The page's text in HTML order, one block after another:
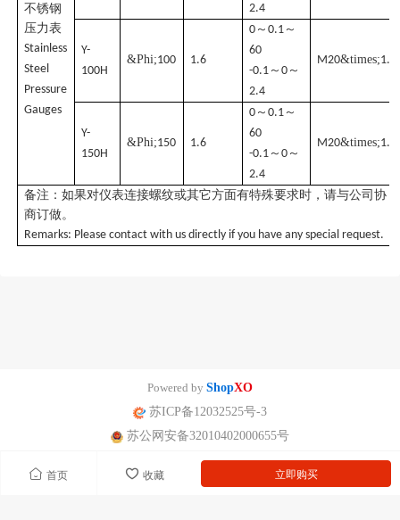
首页 收藏 立即购买
不锈钢
压力表
Stainless
Steel
Pressure
Gauges
2.4
Y-
100H
&Phi;100 1.6
0 ～0.1 ～
60
-0.1 ～0 ～
2.4
M20&times;1.5
Y-
150H
&Phi;150 1.6
0 ～0.1 ～
60
-0.1 ～0 ～
2.4
M20&times;1.5
备注：如果对仪表连接螺纹或其它方面有特殊要求时，请与公司协
商订做。
Remarks: Please contact with us directly if you have any special request.
Powered by ShopXO
苏ICP备12032525号-3
苏公网安备32010402000655号